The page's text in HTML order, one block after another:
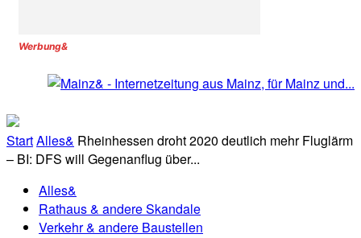
Werbung&
StartAlles& Rheinhessen droht 2020 deutlich mehr Fluglärm
– BI: DFS will Gegenanflug über...
Alles&
Rathaus & andere Skandale
Verkehr & andere Baustellen